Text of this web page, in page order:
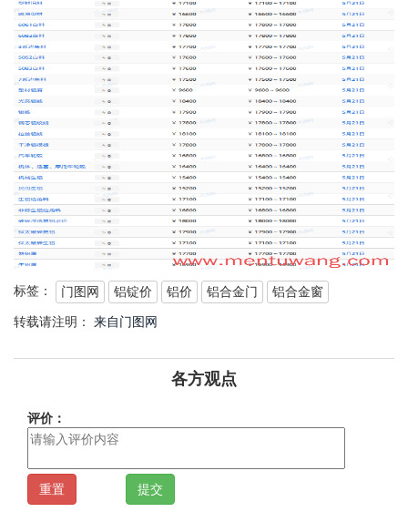
标签： 门图网 铝锭价 铝价 铝合金门 铝合金窗
转载请注明： 来自门图网
各方观点
评价：
重置 提交